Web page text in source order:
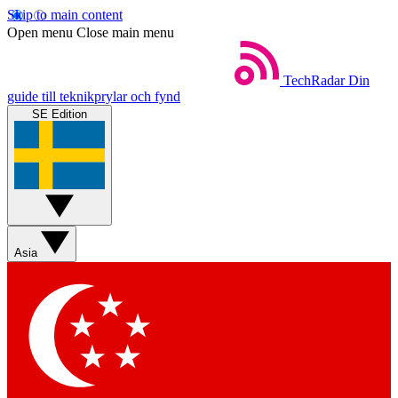
Skip to main content
Open menu Close main menu
TechRadar Din
guide till teknikprylar och fynd
SE Edition
Asia